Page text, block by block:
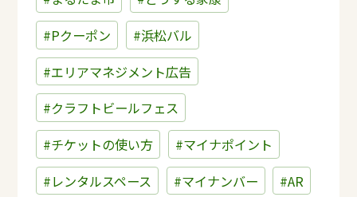
#Pクーポン
#浜松バル
#エリアマネジメント広告
#クラフトビールフェス
#チケットの使い方
#マイナポイント
#レンタルスペース
#マイナンバー
#AR